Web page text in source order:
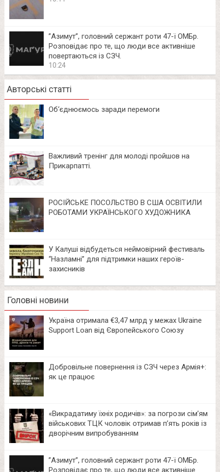
⁨”Азимут”, головний сержант роти 47-ї ОМБр.
Розповідає про те, що люди все активніше
повертаються із СЗЧ.
10:24
Авторські статті
Об‘єднюємось заради перемоги
Важливий тренінг для молоді пройшов на
Прикарпатті.
РОСІЙСЬКЕ ПОСОЛЬСТВО В США ОСВІТИЛИ
РОБОТАМИ УКРАЇНСЬКОГО ХУДОЖНИКА
У Калуші відбудеться неймовірний фестиваль
“Назламні” для підтримки наших героїв-
захисників
Головні новини
Україна отримала €3,47 млрд у межах Ukraine
Support Loan від Європейського Союзу
Добровільне повернення із СЗЧ через Армія+:
як це працює
«Викрадатиму їхніх родичів»: за погрози сім’ям
військових ТЦК чоловік отримав п’ять років із
дворічним випробуванням
⁨”Азимут”, головний сержант роти 47-ї ОМБр.